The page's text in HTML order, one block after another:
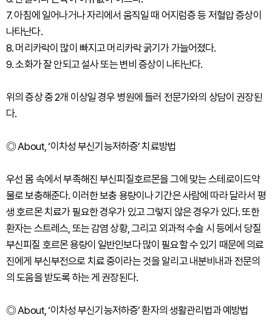
7. 아침에 일어나거나 자리에서 움직일 때 어지럼증 등 저혈압 증상이
나타난다.
8. 머리카락이 많이 빠지고 머리카락 굵기가 가늘어졌다.
9. 소화가 잘 안되고 설사 또는 변비 증상이 나타난다.
위의 증상 중 2개 이상일 경우 병원에 들러 전문가와의 상담이 권장된
다.
◎ About, ‘이차성 부신기능저하증’ 치료방법
우선 몸 속에서 부족해진 부신피질호르몬을 그에 맞는 스테로이드약
물로 보충해준다. 이러한 보충 용량이나 기간은 사람에 따라 달라서 평
생 호르몬 치료가 필요한 경우가 있고 그렇지 않은 경우가 있다. 또한
환자는 스트레스, 또는 감염 상황, 그리고 외과적 수술 시 등에서 당질
부신피질 호르몬 용량이 일반인보다 많이 필요할 수 있기 때문에 의료
진에게 부신부전으로 치료 중이라는 것을 알리고 내분비내과 전문의
의 도움을 받도록 하는 게 권장된다.
◎ About, ‘이차성 부신기능저하증’ 환자의 생활관리법과 예방법